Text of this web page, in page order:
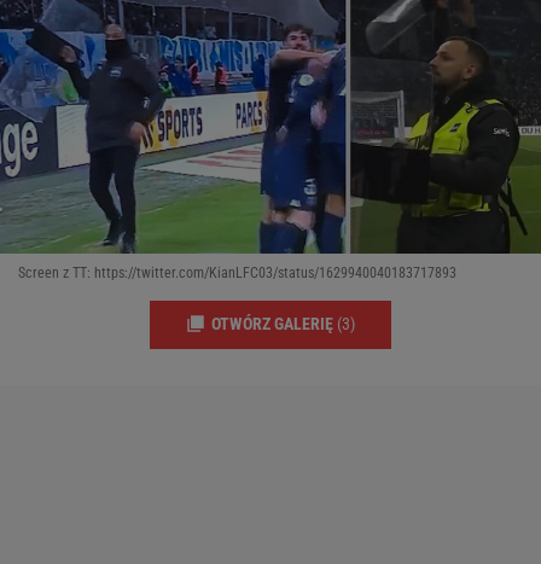
Screen z TT: https://twitter.com/KianLFC03/status/1629940040183717893
OTWÓRZ GALERIĘ (3)